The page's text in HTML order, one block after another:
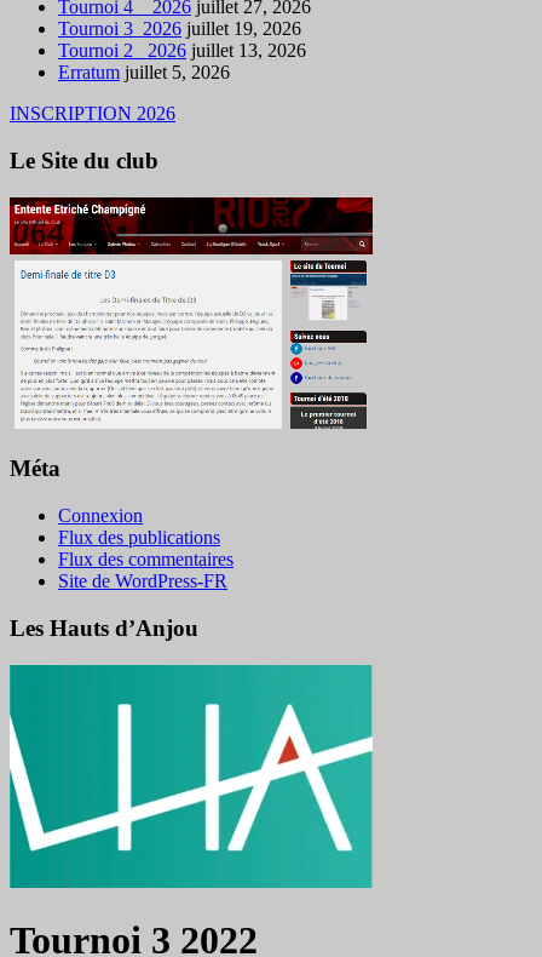
Tournoi 4 _ 2026 juillet 27, 2026
Tournoi 3_2026 juillet 19, 2026
Tournoi 2 _2026 juillet 13, 2026
Erratum juillet 5, 2026
INSCRIPTION 2026
Le Site du club
Méta
Connexion
Flux des publications
Flux des commentaires
Site de WordPress-FR
Les Hauts d’Anjou
Tournoi 3 2022